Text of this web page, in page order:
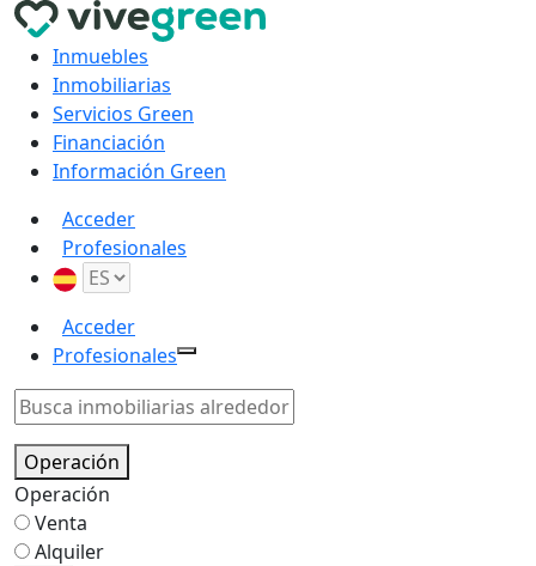
Inmuebles
Inmobiliarias
Servicios Green
Financiación
Información Green
Acceder
Profesionales
Acceder
Profesionales
Operación
Operación
Venta
Alquiler